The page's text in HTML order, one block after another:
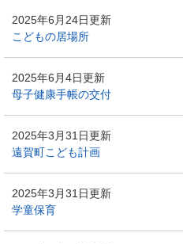
2025年6月24日更新
こどもの居場所
2025年6月4日更新
母子健康手帳の交付
2025年3月31日更新
遠賀町こども計画
2025年3月31日更新
学童保育